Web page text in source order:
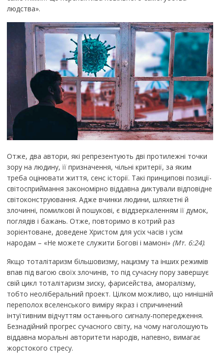
людства».
Отже, два автори, які репрезентують дві протилежні точки
зору на людину, її призначення, чільні критерії, за яким
треба оцінювати життя, сенс історії. Такі принципові позиції-
світосприймання закономірно віддавна диктували відповідне
світоконструювання. Адже вчинки людини, шляхетні й
злочинні, помилкові й пошукові, є віддзеркаленням її думок,
поглядів і бажань. Отже, повторимо в котрий раз
зорієнтоване, доведене Христом для усіх часів і усім
народам – «Не можете служити Богові і мамоні» (Мт. 6:24).
Якщо тоталітаризм більшовизму, нацизму та інших режимів
впав під вагою своїх злочинів, то під сучасну пору завершує
свій цикл тоталітаризм зиску, фарисейства, аморалізму,
тобто неоліберальний проект. Цілком можливо, що нинішній
переполох вселенського виміру якраз і спричинений
інтуїтивним відчуттям останнього сигналу-попередження.
Безнадійний прогрес сучасного світу, на чому наголошують
віддавна моральні авторитети народів, напевно, вимагає
жорстокого стресу.